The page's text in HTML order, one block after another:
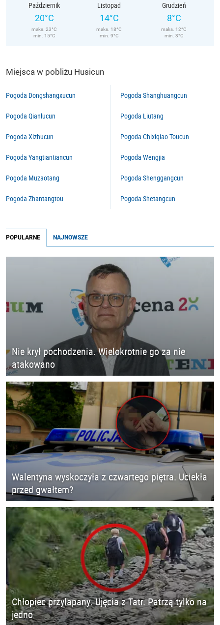
Październik
20°C
maks. 23°C
min. 15°C
Listopad
14°C
maks. 18°C
min. 9°C
Grudzień
8°C
maks. 12°C
min. 3°C
Miejsca w pobliżu Husicun
Pogoda Dongshangxucun
Pogoda Qianlucun
Pogoda Xizhucun
Pogoda Yangtiantiancun
Pogoda Muzaotang
Pogoda Zhantangtou
Pogoda Shanghuangcun
Pogoda Liutang
Pogoda Chixiqiao Toucun
Pogoda Wengjia
Pogoda Shenggangcun
Pogoda Shetangcun
POPULARNE NAJNOWSZE
Nie krył pochodzenia. Wielokrotnie go za nie
atakowano
Walentyna wyskoczyła z czwartego piętra. Uciekła
przed gwałtem?
Chłopiec przyłapany. Ujęcia z Tatr. Patrzą tylko na
jedno